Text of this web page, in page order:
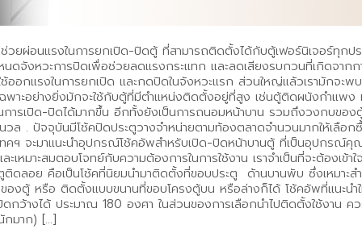
ยผ่อนแรงในการยกเปิด-ปิดตู้ ที่สามารถติดตั้งได้กับตู้เฟอร์นิเจอร์ทุกป
นดจังหวะการปิดเพื่อช่วยลดแรงกระแทก และลดเสียงรบกวนที่เกิดจาก
ออกแรงในการยกเปิด และกดปิดในจังหวะแรก ส่วนใหญ่แล้วเรามักจะ
ฉพาะอย่างยิ่งมักจะใช้กับตู้ที่มีตำแหน่งติดตั้งอยู่ที่สูง เช่นตู้ติดผนังกำแพ
ารเปิด-ปิดได้มากขึ้น อีกทั้งยังเป็นการถนอมหน้าบาน รวมถึงวงกบของ
ล . ปัจจุบันมีโช้คปิดประตูวางจำหน่ายตามท้องตลาดจำนวนมากให้เลือ
ฯ จะมาแนะนำอุปกรณ์โช้คอัพสำหรับเปิด-ปิดหน้าบานตู้ ที่เป็นอุปกรณ์
หมาะสมตอบโจทย์กับความต้องการในการใช้งาน เราจำเป็นที่จะต้องเข้
ติดลอย คือเป็นโช้คที่นิยมนำมาติดตั้งที่ขอบประตู ด้านบานพับ ซึ่งเหมาะส
องตู้ หรือ ติดตั้งแบบขนานที่ขอบโครงตู้บน หรือล่างก็ได้ โช้คอัพที่แนะ
ดกว้างได้ ประมาณ 180 องศา ในส่วนของการเลือกนำไปติดตั้งใช้งาน
กมาก) […]